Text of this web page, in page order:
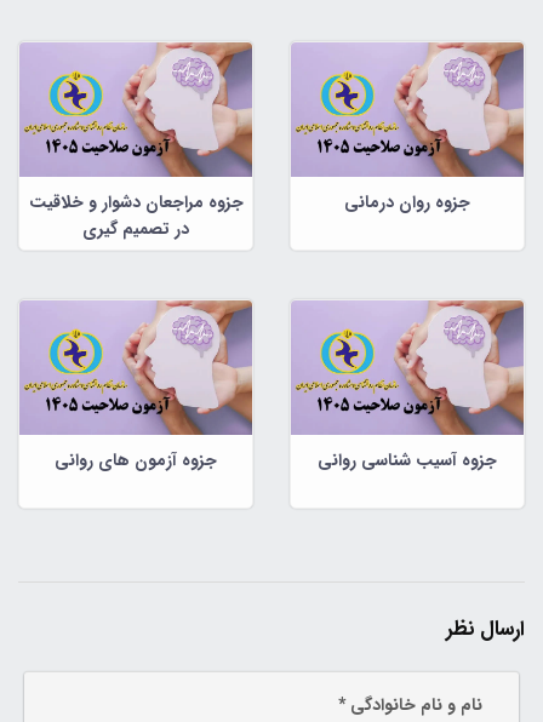
جزوه روان درمانی
جزوه مراجعان دشوار و خلاقیت
در تصمیم گیری
جزوه آسیب شناسی روانی جزوه آزمون های روانی
ارسال نظر
نام و نام خانوادگی *